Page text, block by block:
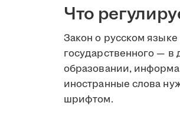
Что
Закон о русском
государственного — в
образовании,
иностранные слова
шрифтом.